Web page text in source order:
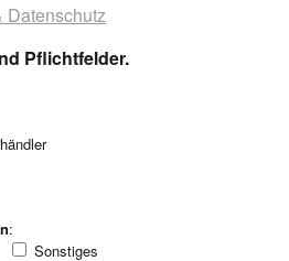
Datenschutz
Pflichtfelder.
:
Sonstiges